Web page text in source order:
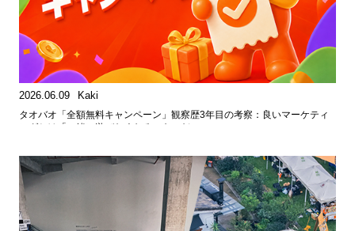
2026.06.09 Kaki
タオバオ「全額無料キャンペーン」観察歴3年目の考察：良いマーケティ
ングとは「一緒に遊びたくなる」ものだ